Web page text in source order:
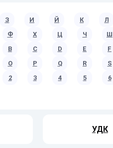
З И Й К
Л
Ф Х Ц Ч
Ш
B C D E
F
O P Q R
S
2 3 4 5
6
УДК